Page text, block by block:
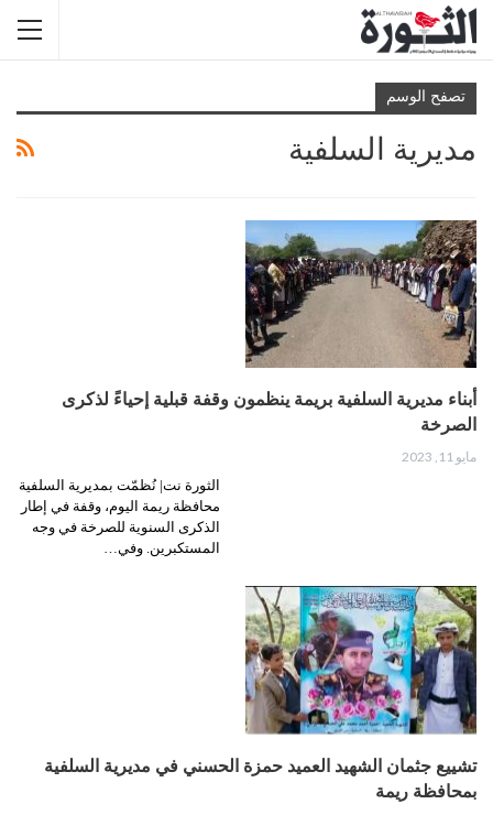
تصفح الوسم
مديرية السلفية
أبناء مديرية السلفية بريمة ينظمون وقفة قبلية إحياءً لذكرى
الصرخة
مايو 11, 2023
الثورة نت| نُظمّت بمديرية السلفية
محافظة ريمة اليوم، وقفة في إطار
الذكرى السنوية للصرخة في وجه
المستكبرين. وفي…
تشييع جثمان الشهيد العميد حمزة الحسني في مديرية السلفية
بمحافظة ريمة